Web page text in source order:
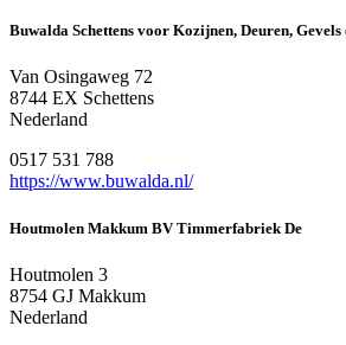
Buwalda Schettens voor Kozijnen, Deuren, Gevels
Van Osingaweg 72
8744 EX Schettens
Nederland
0517 531 788
https://www.buwalda.nl/
Houtmolen Makkum BV Timmerfabriek De
Houtmolen 3
8754 GJ Makkum
Nederland